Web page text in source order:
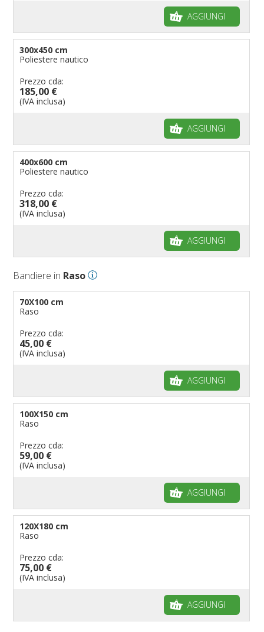
AGGIUNGI
300x450 cm
Poliestere nautico
Prezzo cda:
185,00 €
(IVA inclusa)
AGGIUNGI
400x600 cm
Poliestere nautico
Prezzo cda:
318,00 €
(IVA inclusa)
AGGIUNGI
Bandiere in Raso
70X100 cm
Raso
Prezzo cda:
45,00 €
(IVA inclusa)
AGGIUNGI
100X150 cm
Raso
Prezzo cda:
59,00 €
(IVA inclusa)
AGGIUNGI
120X180 cm
Raso
Prezzo cda:
75,00 €
(IVA inclusa)
AGGIUNGI